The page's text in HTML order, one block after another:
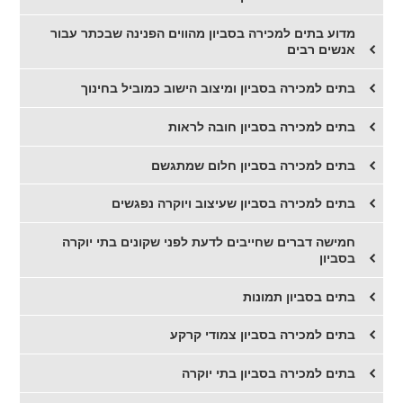
​מדוע בתים למכירה בסביון מהווים הפנינה שבכתר עבור
אנשים רבים
בתים למכירה בסביון ומיצוב הישוב כמוביל בחינוך
בתים למכירה בסביון חובה לראות
בתים למכירה בסביון חלום שמתגשם
בתים למכירה בסביון שעיצוב ויוקרה נפגשים
חמישה דברים שחייבים לדעת לפני שקונים בתי יוקרה
בסביון
בתים בסביון תמונות
בתים למכירה בסביון צמודי קרקע
בתים למכירה בסביון בתי יוקרה